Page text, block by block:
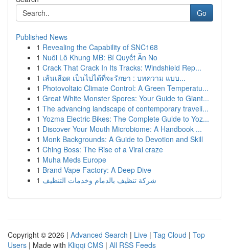
Go
Published News
1 Revealing the Capability of SNC168
1 Nuôi Lô Khung MB: Bí Quyết Ăn No
1 Crack That Crack In Its Tracks: Windshield Rep...
1 เส้นเลือด เป็นไปได้ที่จะรักษา : บทความ แบบ...
1 Photovoltaic Climate Control: A Green Temperatu...
1 Great White Monster Spores: Your Guide to Giant...
1 The advancing landscape of contemporary traveli...
1 Yozma Electric Bikes: The Complete Guide to Yoz...
1 Discover Your Mouth Microbiome: A Handbook ...
1 Monk Backgrounds: A Guide to Devotion and Skill
1 Ching Boss: The Rise of a Viral craze
1 Muha Meds Europe
1 Brand Vape Factory: A Deep Dive
1 شركة تنظيف بالدمام وخدمات التنظيف
Copyright © 2026 | Advanced Search | Live | Tag Cloud | Top
Users | Made with Kliqqi CMS | All RSS Feeds